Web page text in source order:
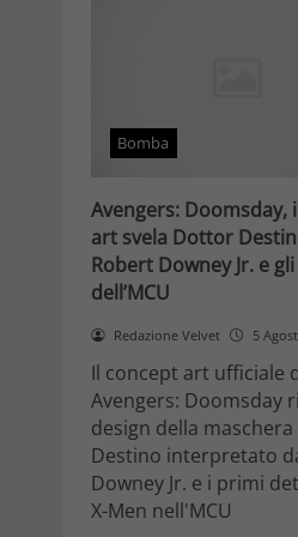
Bomba
Avengers: Doomsday,
art svela Dottor
Robert Downey Jr. e gli
dell’MCU
Redazione Velvet 5
Il concept art ufficiale
Avengers: Doomsday
design della
Destino interpretato
Downey Jr. e i primi
X-Men nell'MCU